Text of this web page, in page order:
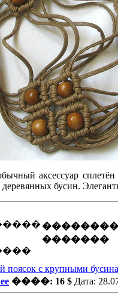
аксессуар
бусин.
�������
поясок с крупными
����: 16 $ Дата: